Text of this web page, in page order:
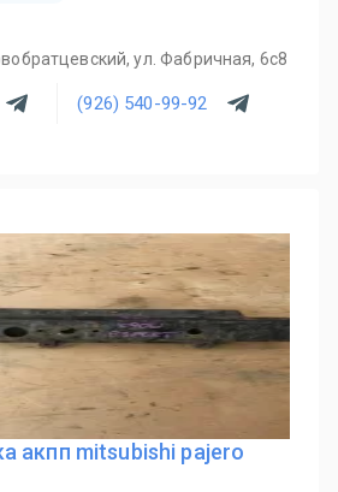
ул. Фабричная, 6с8
(926) 540-99-92
акпп mitsubishi pajero